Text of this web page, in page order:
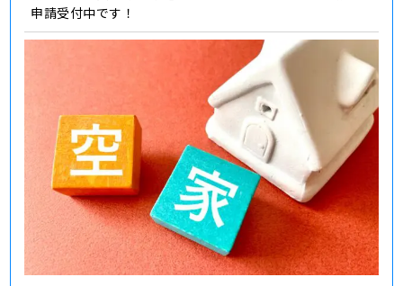
申請受付中です！